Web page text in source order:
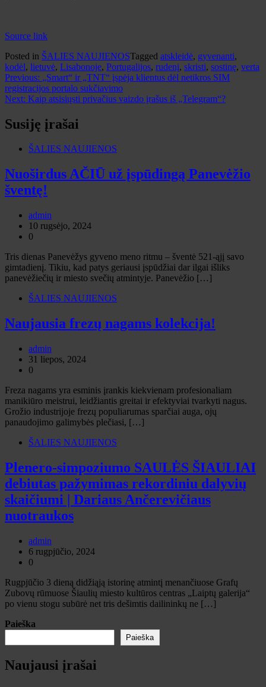
Source link
Posted in ŠALIES NAUJIENOSTagged atskleidė, gyvenanti,
kodėl, lietuvė, Lisabonoje, Portugalijos, rudenį, skristi, sostinę, verta
Navigacija
tarp
Previous: „Smart“ ir „TNT“ įspėja klientus dėl netikros SIM
registracijos portalo sukčiavimo
Next: Kaip atsisiųsti privačius vaizdo įrašus iš „Telegram“?
Susiję įrašai
ŠALIES NAUJIENOS
Nuoširdus AČIŪ už įspūdingą Panevėžio
šventę!
admin
10 rugsėjo, 2024
0
Tris dienas Panevėžys gyveno meno ritmu – šventė 521-ąjį savo
gimtadienį. Tikiu, kad patys geriausi įspūdžiai dar ilgai išliks
panevėžiečių ir miesto svečių atmintyje. Panevėžio […]
ŠALIES NAUJIENOS
Naujausia frezų nagams kolekcija!
admin
31 liepos, 2024
0
Freza nagams yra esminis įrankis kiekvienam profesionaliam
manikiūro meistrui, leidžiantis greitai ir efektyviai tvarkyti nagus.
Grožio industrijoje frezų populiarumas sparčiai auga, ojų
panaudojimo galimybės plečiasi, […]
ŠALIES NAUJIENOS
Plenero-simpoziumo SAULĖS ŠIAULIAI
debiutas pažymimas rekordiniu dalyvių
skaičiumi | Dariaus Ančerevičiaus
nuotraukos
admin
6 rugpjūčio, 2024
0
Rugpjūčio 3 dieną didžiąją istorinę atmintį menančiuose Grafų
Zubovų rūmuose Šiaulių miesto kultūros centras „Laiptų galerija“
po vienu stogu subūrė net tris dešimtis dailininkų ne […]
Paieška
Paieška
Naujausi įrašai